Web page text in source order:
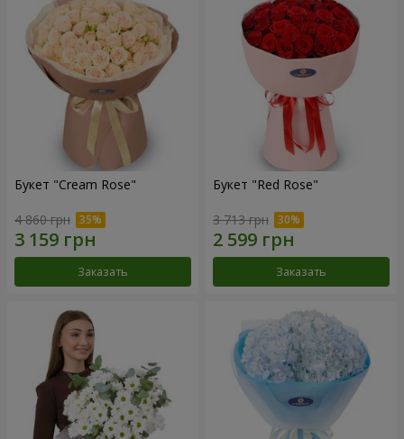
Букет "Cream Rose"
4 860 грн
Заказать
Букет "Red Rose"
3 713 грн
Заказать